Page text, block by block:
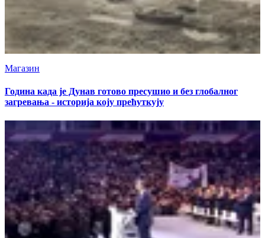
Магазин
Година када је Дунав готово пресушио и без глобалног
загревања - историја коју прећуткују